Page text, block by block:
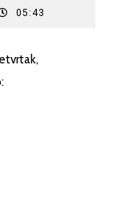
05:43